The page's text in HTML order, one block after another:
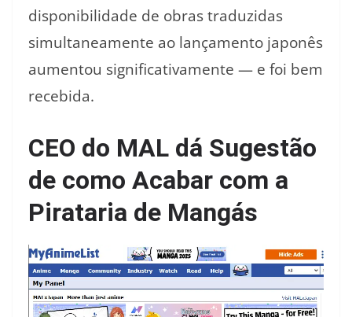
disponibilidade de obras traduzidas
simultaneamente ao lançamento japonês
aumentou significativamente — e foi bem
recebida.
CEO do MAL dá Sugestão
de como Acabar com a
Pirataria de Mangás